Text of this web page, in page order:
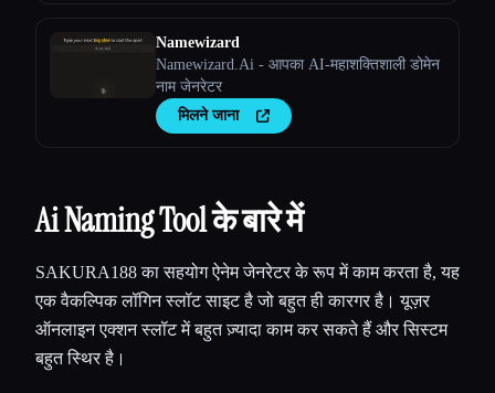
Namewizard
Namewizard.Ai - आपका AI-महाशक्तिशाली डोमेन
नाम जेनरेटर
मिलने जाना
Ai Naming Tool के बारे में
SAKURA188 का सहयोग ऐनेम जेनरेटर के रूप में काम करता है, यह
एक वैकल्पिक लॉगिन स्लॉट साइट है जो बहुत ही कारगर है। यूज़र
ऑनलाइन एक्शन स्लॉट में बहुत ज़्यादा काम कर सकते हैं और सिस्टम
बहुत स्थिर है।